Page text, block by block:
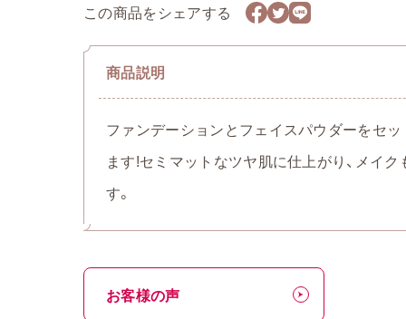
この商品をシェアする
商品説明
ファンデーションとフェイスパウダーをセ
ます!セミマットなツヤ肌に仕上がり、メイ
す。
お客様の声